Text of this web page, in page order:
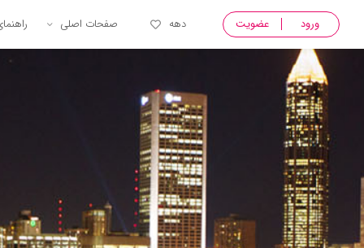
ورود عضویت دهه صفحات اصلی